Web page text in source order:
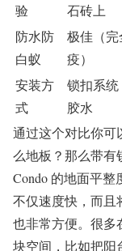
验
石砖上
防水防
白蚁
极佳（完
疫）
安装方
式
锁扣系统
胶水
通过这个对比你可
么地板？那么带有
Condo 的地面平整
不仅速度快，而且
也非常方便。很多
块空间，比如把阳